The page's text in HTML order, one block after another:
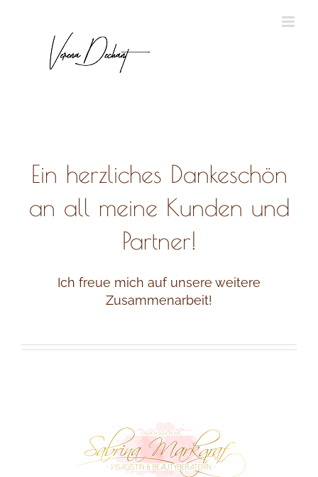
Ein herzliches Dankeschön
an all meine Kunden und
Partner!
Ich freue mich auf unsere weitere
Zusammenarbeit!